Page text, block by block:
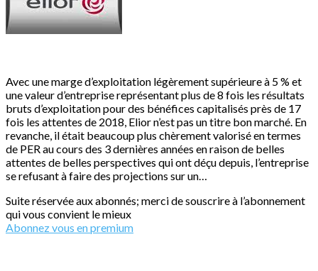
Avec une marge d’exploitation légèrement supérieure à 5 % et
une valeur d’entreprise représentant plus de 8 fois les résultats
bruts d’exploitation pour des bénéfices capitalisés près de 17
fois les attentes de 2018, Elior n’est pas un titre bon marché. En
revanche, il était beaucoup plus chèrement valorisé en termes
de PER au cours des 3 dernières années en raison de belles
attentes de belles perspectives qui ont déçu depuis, l’entreprise
se refusant à faire des projections sur un…
Suite réservée aux abonnés; merci de souscrire à l’abonnement
qui vous convient le mieux
Abonnez vous en premium